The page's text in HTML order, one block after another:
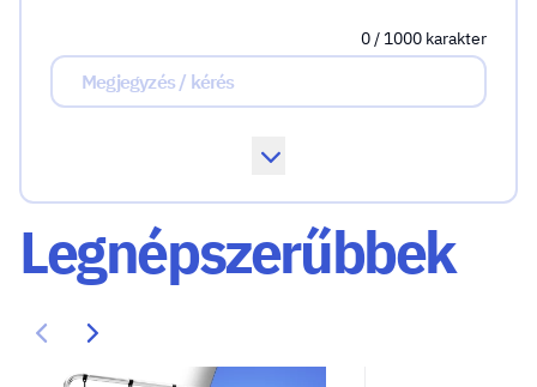
0 / 1000 karakter
Legnépszerűbbek